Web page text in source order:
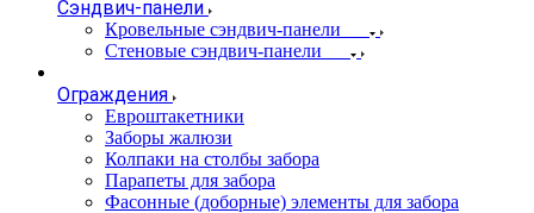
Сэндвич-панели
Кровельные сэндвич-панели
Стеновые сэндвич-панели
Ограждения
Евроштакетники
Заборы жалюзи
Колпаки на столбы забора
Парапеты для забора
Фасонные (доборные) элементы для забора